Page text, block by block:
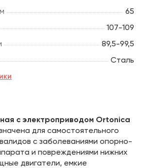
65
107-109
89,5-99,5
Сталь
с электроприводом Ortonica
для самостоятельного
с заболеваниями опорно-
и повреждениями нижних
двигатели, емкие